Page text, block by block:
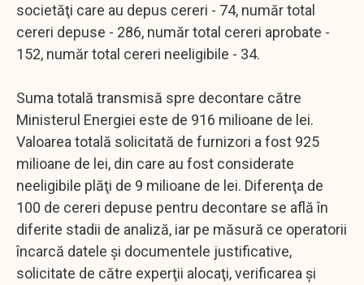
societăţi care au depus cereri - 74, număr total
cereri depuse - 286, număr total cereri aprobate -
152, număr total cereri neeligibile - 34.
Suma totală transmisă spre decontare către
Ministerul Energiei este de 916 milioane de lei.
Valoarea totală solicitată de furnizori a fost 925
milioane de lei, din care au fost considerate
neeligibile plăţi de 9 milioane de lei. Diferenţa de
100 de cereri depuse pentru decontare se află în
diferite stadii de analiză, iar pe măsură ce operatorii
încarcă datele şi documentele justificative,
solicitate de către experţii alocaţi, verificarea şi